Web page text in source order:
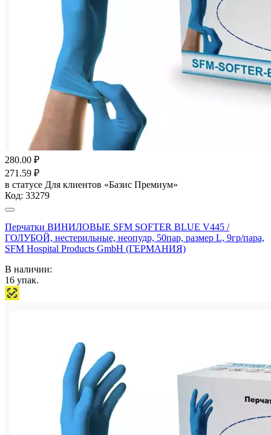
280.00 ₽
271.59 ₽
в статусе Для клиентов «Базис Премиум»
Код: 33279
Перчатки ВИНИЛОВЫЕ SFM SOFTER BLUE V445 /
ГОЛУБОЙ, нестерильные, неопудр, 50пар, размер L, 9гр/пара,
SFM Hospital Products GmbH (ГЕРМАНИЯ)
В наличии:
16 упак.